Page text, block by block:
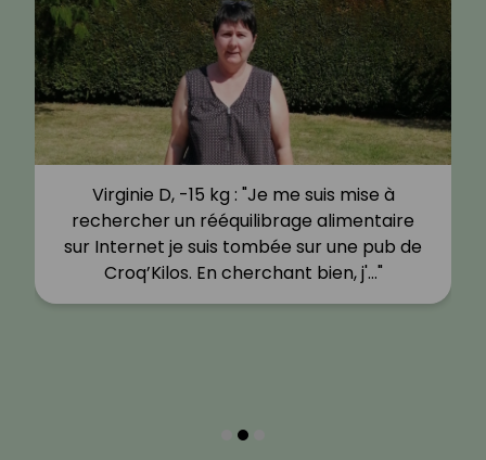
Virginie D, -15 kg : "Je me suis mise à
rechercher un rééquilibrage alimentaire
sur Internet je suis tombée sur une pub de
Croq’Kilos. En cherchant bien, j'…"